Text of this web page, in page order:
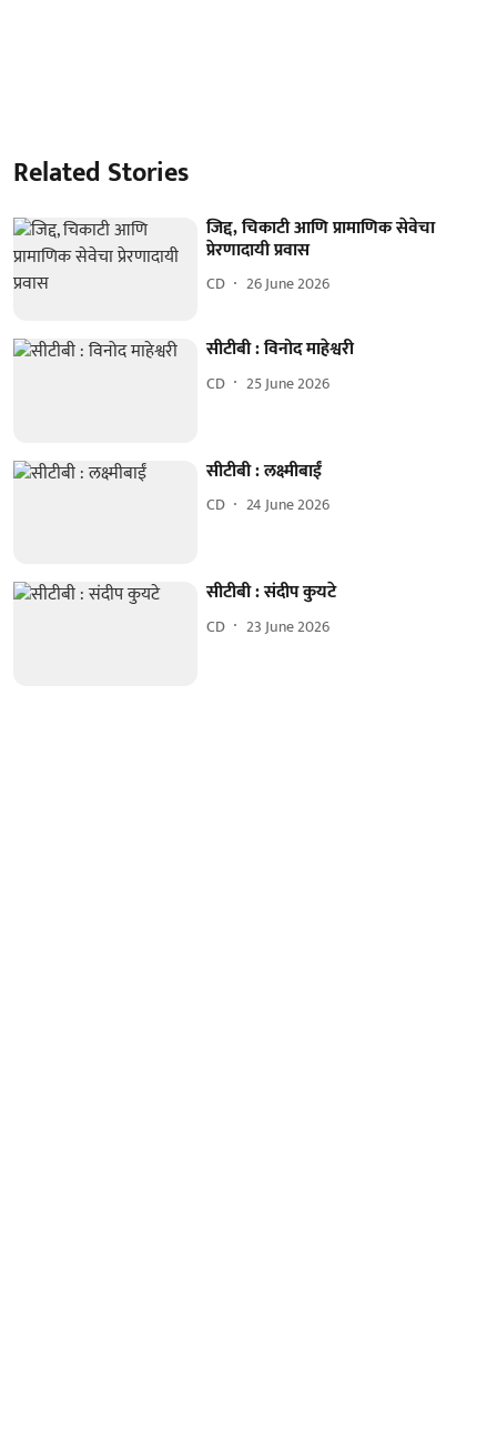
Related Stories
जिद्द, चिकाटी आणि प्रामाणिक सेवेचा
प्रेरणादायी प्रवास
CD 26 June 2026
सीटीबी : विनोद माहेश्वरी
CD 25 June 2026
सीटीबी : लक्ष्मीबाईं
CD 24 June 2026
सीटीबी : संदीप कुयटे
CD 23 June 2026